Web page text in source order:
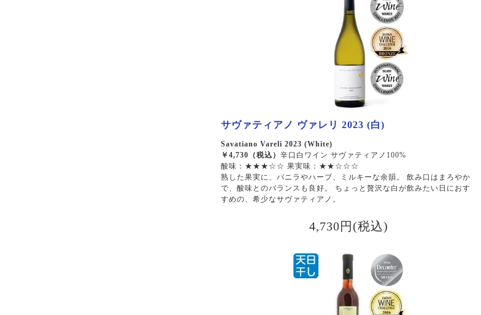
サヴァティアノ ヴァレリ 2023 (白)
Savatiano Vareli 2023 (White)
￥4,730（税込）辛口白ワイン サヴァティアノ100%
酸味：★★★☆☆ 果実味：★★☆☆☆
熟した果実に、バニラやハーブ、ミルキーな余韻。 飲み口はまろやか
で、酸味とのバランスも良好。 ちょっと贅沢な白が飲みたい日におす
すめの、希少なサヴァティアノ。
4,730円(税込)